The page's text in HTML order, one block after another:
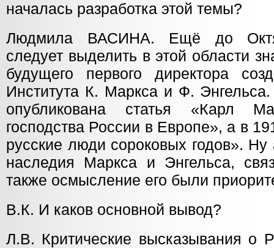
началась разработка этой темы?
Людмила ВАСИНА. Ещё до
следует выделить в этой области
будущего первого директора
Института К. Маркса и Ф.
опубликована статья «Карл
господства России в Европе», а в
русские люди сороковых годов».
наследия Маркса и Энгельса,
также осмысление его были
В.К. И каков основной вывод?
Л.В. Критические высказывания о